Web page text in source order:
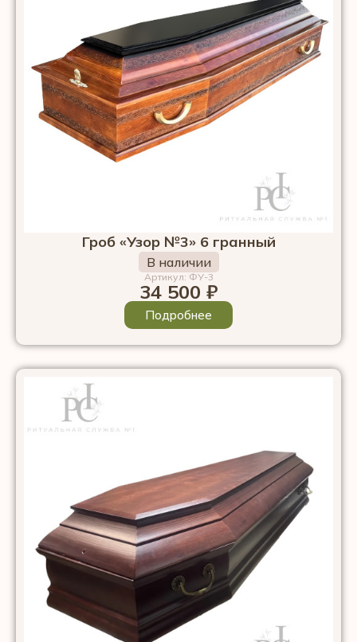
Гроб «Узор №3» 6 гранный
В наличии
Артикул: ФУ-3
34 500 ₽
Подробнее